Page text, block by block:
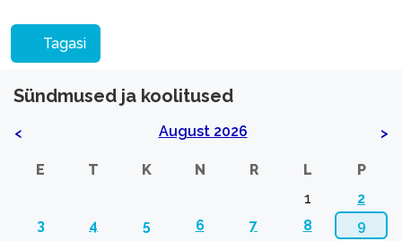
Tagasi
Sündmused ja koolitused
< August 2026 >
E T K N R L
P
1
2
3
4 5 6 7 8
9